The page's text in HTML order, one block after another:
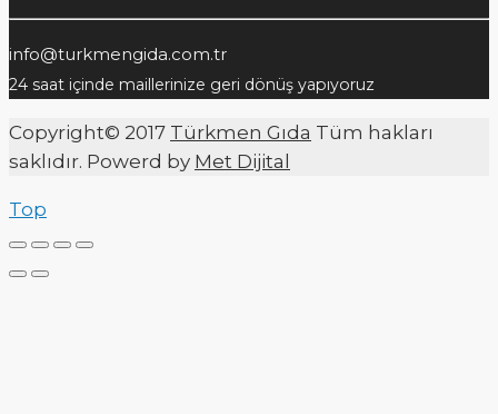
info@turkmengida.com.tr
24 saat içinde maillerinize geri dönüş yapıyoruz
Copyright© 2017 Türkmen Gıda Tüm hakları
saklıdır. Powerd by Met Dijital
Top